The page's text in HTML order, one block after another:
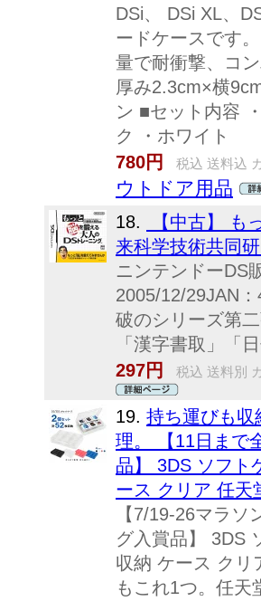
DSi、 DSi XL、
ードケースです
量で耐衝撃、コ
厚み2.3cm×横
ン ■セット内容
ク ・ホワイト
780円
税込 送料込
ウトドア用品
18.
【中古】 も
来科学技術共同
ニンテンドーDS
2005/12/29JAN
破のシリーズ第
「漢字書取」「
297円
税込 送料別
19. 持ち運びも収
理。 【11日まで
品】 3DS ソフト
ース クリア 任天
【7/19-26マラ
グ入賞品】 3DS
収納 ケース クリ
もこれ1つ。任天